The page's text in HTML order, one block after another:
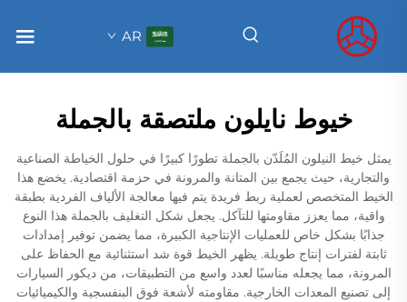
AR
خيوط نايلون ملتصقة بالجملة
يمثل خيط النيلون المُلَدّن بالجملة تطورًا كبيرًا في حلول الخياطة الصناعية
والتجارية، حيث يجمع بين المتانة والمرونة في حزمة اقتصادية. يخضع هذا
الخيط المتخصص لعملية ربط فريدة يتم فيها معالجة الألياف الفردية بطبقة
واقية، مما يعزز مقاومتها للتآكل. يجعل شكل التغليف بالجملة هذا النوع
جذابًا بشكل خاص للعمليات الإنتاجية الكبيرة، مما يضمن توفير إمدادات
ثابتة لفترات إنتاج طويلة. يظهر الخيط قوة شد استثنائية مع الحفاظ على
المرونة، مما يجعله مناسبًا لعدد واسع من التطبيقات، من ديكور السيارات
إلى تصنيع المعدات الخارجية. مقاومته لأشعة فوق البنفسجية والكيميائيات